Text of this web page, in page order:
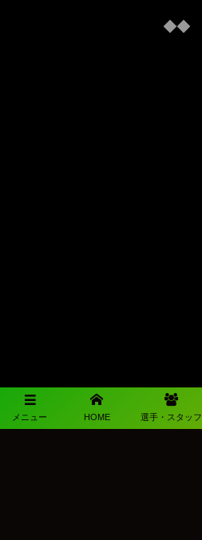
メニュー HOME 選手・スタッフ